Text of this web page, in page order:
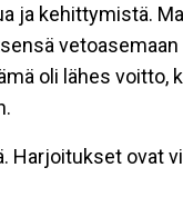
ja kehittymistä.
oli lähes voitto,
Harjoitukset ovat